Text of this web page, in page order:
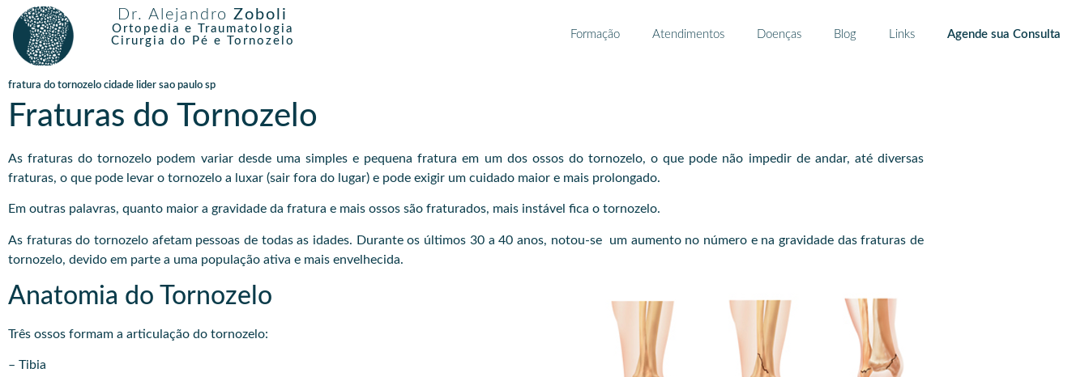
Dr. AlejandroZoboli
Ortopedia e Traumatologia
Cirurgia do Pé e Tornozelo
Formação Atendimentos Doenças Blog Links Agende sua Consulta
fratura do tornozelo cidade lider sao paulo sp
Fraturas do Tornozelo
As fraturas do tornozelo podem variar desde uma simples e pequena fratura em um dos ossos do tornozelo, o que pode não impedir de andar, até diversas
fraturas, o que pode levar o tornozelo a luxar (sair fora do lugar) e pode exigir um cuidado maior e mais prolongado.
Em outras palavras, quanto maior a gravidade da fratura e mais ossos são fraturados, mais instável fica o tornozelo.
As fraturas do tornozelo afetam pessoas de todas as idades. Durante os últimos 30 a 40 anos, notou-se um aumento no número e na gravidade das fraturas de
tornozelo, devido em parte a uma população ativa e mais envelhecida.
Anatomia do Tornozelo
Três ossos formam a articulação do tornozelo:
– Tibia